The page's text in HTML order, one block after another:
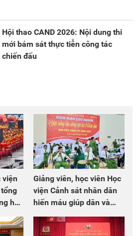
Hội thao CAND 2026: Nội dung thi
mới bám sát thực tiễn công tác
chiến đấu
viện
hội
Đảng
Giảng viên, học viên Học
viện Cảnh sát nhân dân
hiến máu giúp dân và
đồng đội